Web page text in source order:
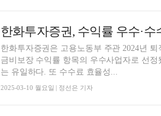
한화투자증권은 고용노동부 주관 2024년
금비보장 수익률 항목의 우수사업자로 선
는 유일하다. 또 수수료 효율성...
2025-03-10 월요일 | 정선은 기자